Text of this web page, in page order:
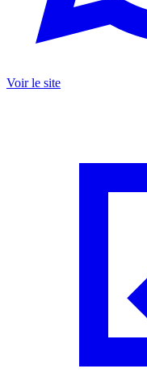
Voir le site